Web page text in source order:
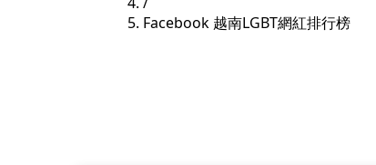
Facebook 越南LGBT網紅排行榜